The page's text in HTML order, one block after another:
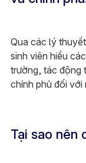
Qua các lý
sinh viên hiểu
trường, tác động
chính phủ đối với
Tại sao nên